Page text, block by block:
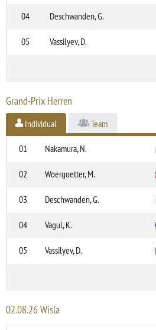
04 Deschwanden, G.
05 Vassilyev, D.
Grand-Prix Herren
Individual Team
01 Nakamura, N.
02 Woergoetter, M.
03 Deschwanden, G.
04 Vagul, K.
05 Vassilyev, D.
02.08.26 Wisla